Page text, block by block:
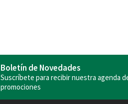
Boletín de Novedades
Suscríbete para recibir nuestra agenda
promociones